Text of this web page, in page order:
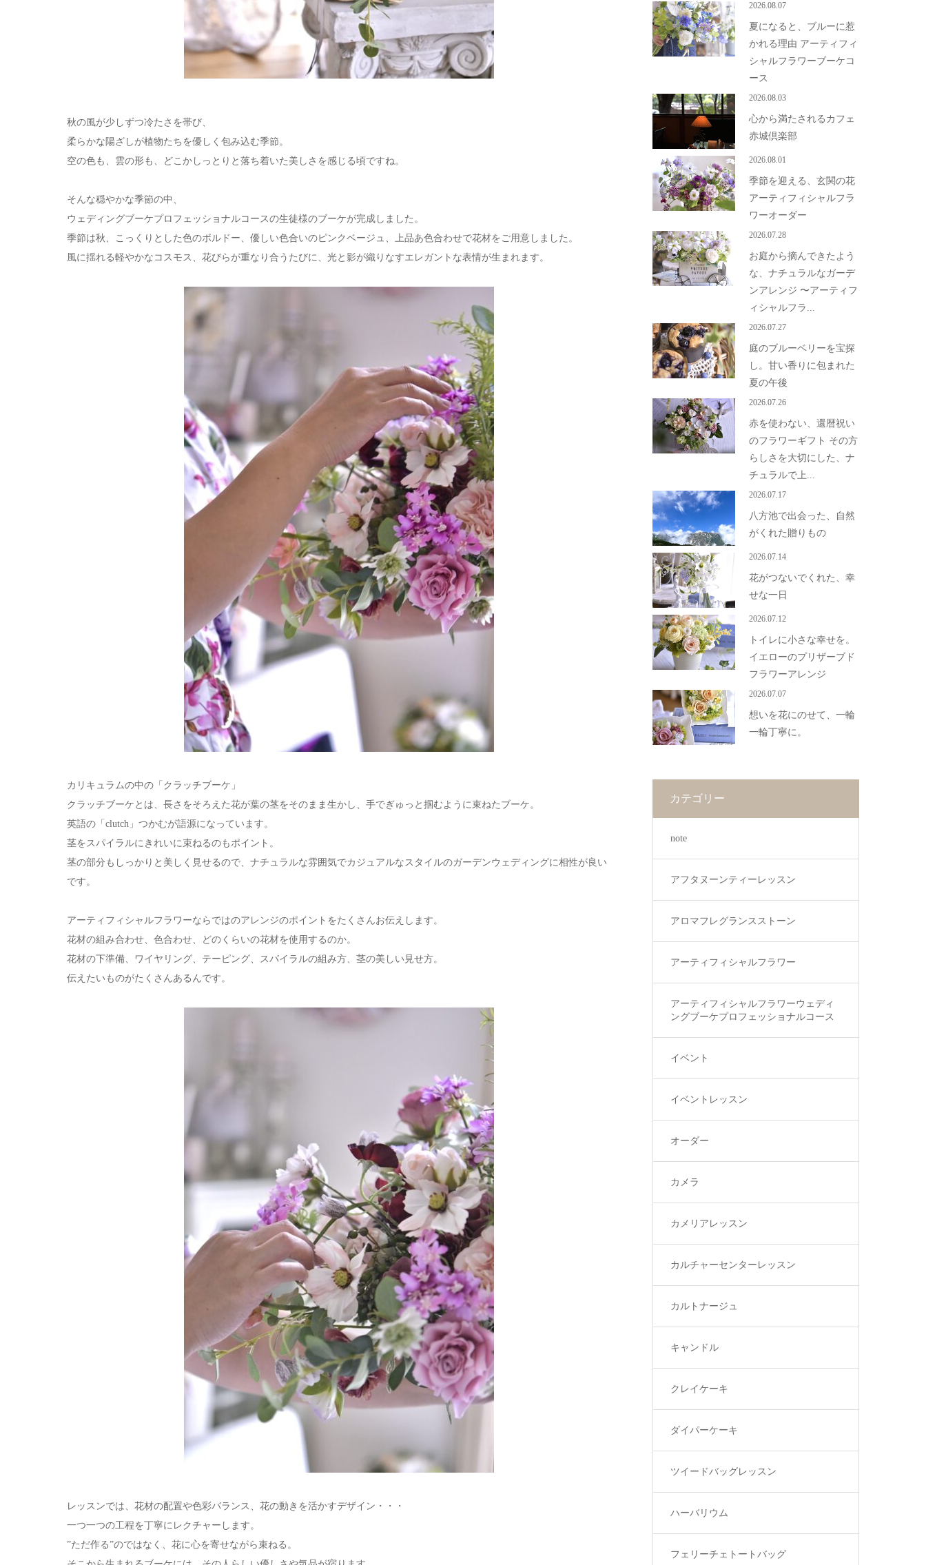
秋の風が少しずつ冷たさを帯び、
柔らかな陽ざしが植物たちを優しく包み込む季節。
空の色も、雲の形も、どこかしっとりと落ち着いた美しさを感じる頃ですね。
そんな穏やかな季節の中、
ウェディングブーケプロフェッショナルコースの生徒様のブーケが完成しました。
季節は秋、こっくりとした色のボルドー、優しい色合いのピンクベージュ、上品あ色合わせで花材をご用意しました。
風に揺れる軽やかなコスモス、花びらが重なり合うたびに、光と影が織りなすエレガントな表情が生まれます。
カリキュラムの中の「クラッチブーケ」
クラッチブーケとは、長さをそろえた花が葉の茎をそのまま生かし、手でぎゅっと掴むように束ねたブーケ。
英語の「clutch」つかむが語源になっています。
茎をスパイラルにきれいに束ねるのもポイント。
茎の部分もしっかりと美しく見せるので、ナチュラルな雰囲気でカジュアルなスタイルのガーデンウェディングに相性が良い
です。
アーティフィシャルフラワーならではのアレンジのポイントをたくさんお伝えします。
花材の組み合わせ、色合わせ、どのくらいの花材を使用するのか。
花材の下準備、ワイヤリング、テーピング、スパイラルの組み方、茎の美しい見せ方。
伝えたいものがたくさんあるんです。
レッスンでは、花材の配置や色彩バランス、花の動きを活かすデザイン・・・
一つ一つの工程を丁寧にレクチャーします。
”ただ作る”のではなく、花に心を寄せながら束ねる。
2026.08.07
夏になると、ブルーに惹
かれる理由 アーティフィ
シャルフラワーブーケコ
ース
2026.08.03
心から満たされるカフェ
赤城倶楽部
2026.08.01
季節を迎える、玄関の花
アーティフィシャルフラ
ワーオーダー
2026.07.28
お庭から摘んできたよう
な、ナチュラルなガーデ
ンアレンジ 〜アーティフ
ィシャルフラ...
2026.07.27
庭のブルーベリーを宝探
し。甘い香りに包まれた
夏の午後
2026.07.26
赤を使わない、還暦祝い
のフラワーギフト その方
らしさを大切にした、ナ
チュラルで上...
2026.07.17
八方池で出会った、自然
がくれた贈りもの
2026.07.14
花がつないでくれた、幸
せな一日
2026.07.12
トイレに小さな幸せを。
イエローのプリザーブド
フラワーアレンジ
2026.07.07
想いを花にのせて、一輪
一輪丁寧に。
カテゴリー
note
アフタヌーンティーレッスン
アロマフレグランスストーン
アーティフィシャルフラワー
アーティフィシャルフラワーウェディ
ングブーケプロフェッショナルコース
イベント
イベントレッスン
オーダー
カメラ
カメリアレッスン
カルチャーセンターレッスン
カルトナージュ
キャンドル
クレイケーキ
ダイパーケーキ
ツイードバッグレッスン
ハーバリウム
フェリーチェトートバッグ